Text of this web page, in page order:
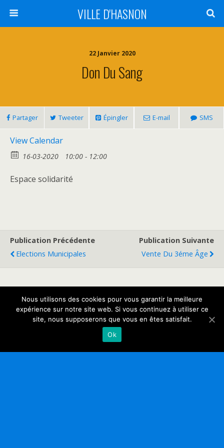
VILLE D'HASNON
22 Janvier 2020
Don Du Sang
Partager Tweeter Épingler E-mail SMS
View Calendar
16-03-2020 10:00 - 12:00
Espace solidarité
Publication Précédente
Elections Municipales
Publication Suivante
Vente Du 3éme Âge
Retour au début
Mobile Bureau
Nous utilisons des cookies pour vous garantir la meilleure
expérience sur notre site web. Si vous continuez à utiliser ce
site, nous supposerons que vous en êtes satisfait.
Ok